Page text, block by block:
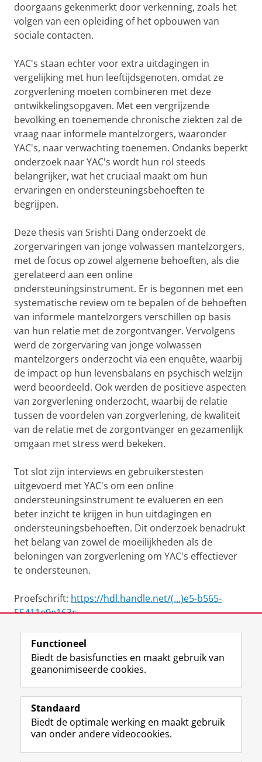
doorgaans gekenmerkt door verkenning, zoals het
volgen van een opleiding of het opbouwen van
sociale contacten.
YAC's staan echter voor extra uitdagingen in
vergelijking met hun leeftijdsgenoten, omdat ze
zorgverlening moeten combineren met deze
ontwikkelingsopgaven. Met een vergrijzende
bevolking en toenemende chronische ziekten zal de
vraag naar informele mantelzorgers, waaronder
YAC's, naar verwachting toenemen. Ondanks beperkt
onderzoek naar YAC's wordt hun rol steeds
belangrijker, wat het cruciaal maakt om hun
ervaringen en ondersteuningsbehoeften te
begrijpen.
Deze thesis van Srishti Dang onderzoekt de
zorgervaringen van jonge volwassen mantelzorgers,
met de focus op zowel algemene behoeften, als die
gerelateerd aan een online
ondersteuningsinstrument. Er is begonnen met een
systematische review om te bepalen of de behoeften
van informele mantelzorgers verschillen op basis
van hun relatie met de zorgontvanger. Vervolgens
werd de zorgervaring van jonge volwassen
mantelzorgers onderzocht via een enquête, waarbij
de impact op hun levensbalans en psychisch welzijn
werd beoordeeld. Ook werden de positieve aspecten
van zorgverlening onderzocht, waarbij de relatie
tussen de voordelen van zorgverlening, de kwaliteit
van de relatie met de zorgontvanger en gezamenlijk
omgaan met stress werd bekeken.
Tot slot zijn interviews en gebruikerstesten
uitgevoerd met YAC's om een online
ondersteuningsinstrument te evalueren en een
beter inzicht te krijgen in hun uitdagingen en
ondersteuningsbehoeften. Dit onderzoek benadrukt
het belang van zowel de moeilijkheden als de
beloningen van zorgverlening om YAC's effectiever
te ondersteunen.
Proefschrift: https://hdl.handle.net/(...)e5-b565-
55411e9e163c
View this page in:English
Volg de RUG
F
a
e
b
L
i
k
e
R
S
-
f
I
n
t
Y
o
T
Studiekiezers
Functioneel
Biedt de basisfuncties en maakt gebruik van
geanonimiseerde cookies.
Standaard
Biedt de optimale werking en maakt gebruik
van onder andere videocookies.